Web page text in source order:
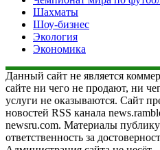
Шахматы
Шоу-бизнес
Экология
Экономика
Данный сайт не является
сайте ни чего не продают, ни
услуги не оказываются. Сайт
новостей RSS канала
newsru.com. Материалы
ответственность за